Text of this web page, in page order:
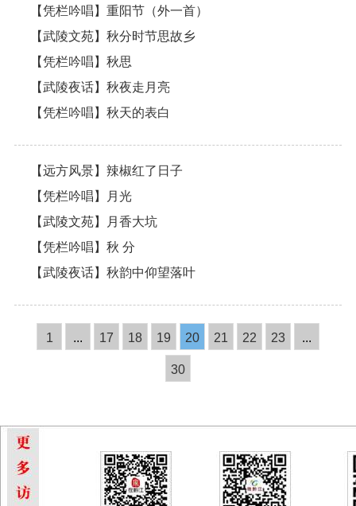
【凭栏吟唱】重阳节（外一首）
【武陵文苑】秋分时节思故乡
【凭栏吟唱】秋思
【武陵夜话】秋夜走月亮
【凭栏吟唱】秋天的表白
【远方风景】辣椒红了日子
【凭栏吟唱】月光
【武陵文苑】月香大坑
【凭栏吟唱】秋 分
【武陵夜话】秋韵中仰望落叶
1 ... 17 18 19 20 21 22 23 ...
30